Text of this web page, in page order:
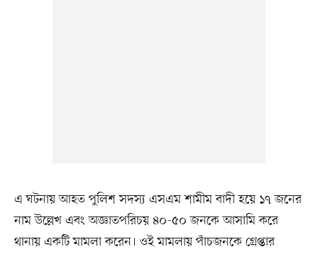
এ ঘটনায় আহত পুলিশ সদস্য এসএম শামীম বাদী হয়ে ১৭ জনের
নাম উল্লেখ এবং অজ্ঞাতপরিচয় ৪০-৫০ জনকে আসামি করে
থানায় একটি মামলা করেন। ওই মামলায় পাঁচজনকে গ্রেপ্তার